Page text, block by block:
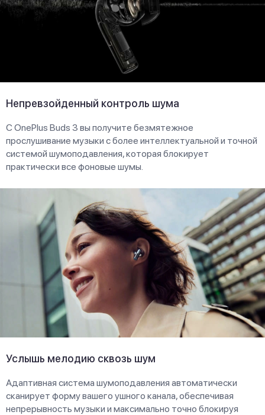
Непревзойденный контроль шума
С OnePlus Buds 3 вы получите безмятежное
прослушивание музыки с более интеллектуальной и точной
системой шумоподавления, которая блокирует
практически все фоновые шумы.
Услышь мелодию сквозь шум
Адаптивная система шумоподавления автоматически
сканирует форму вашего ушного канала, обеспечивая
непрерывность музыки и максимально точно блокируя